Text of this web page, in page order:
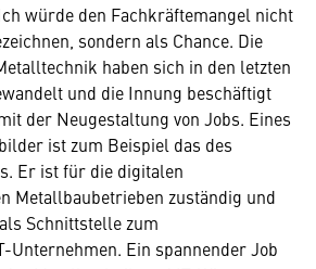
würde den Fachkräftemangel nicht
sondern als Chance. Die
haben sich in den letzten
und die Innung beschäftigt
der Neugestaltung von Jobs. Eines
ist zum Beispiel das des
Er ist für die digitalen
Metallbaubetrieben zuständig und
Schnittstelle zum
Unternehmen. Ein spannender Job